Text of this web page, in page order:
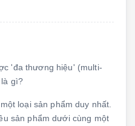
'đa thương hiệu' (multi-
gì?
loại sản phẩm duy nhất.
sản phẩm dưới cùng một